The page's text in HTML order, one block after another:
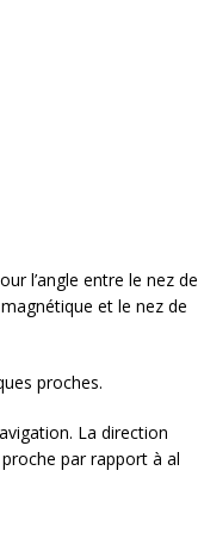
l’angle entre le nez de
et le nez de
proches.
La direction
par rapport à al